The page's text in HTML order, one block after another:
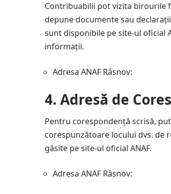
Contribuabilii pot vizita birourile
depune documente sau
sunt disponibile pe site-ul oficial
informații.
Adresa ANAF Râsnov:
4.Adresă de
Pentru corespondență scrisă,
corespunzătoare locului dvs. de
găsite pe site-ul oficial ANAF.
Adresa ANAF Râsnov: